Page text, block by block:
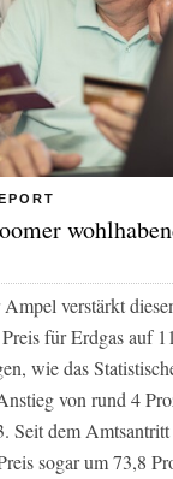
verstärkt
für Erdgas auf
wie das
von rund 4
Seit dem
sogar um 73,8